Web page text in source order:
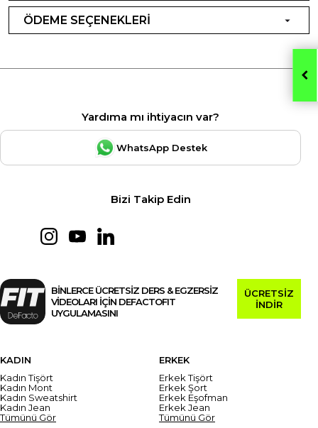
ÖDEME SEÇENEKLERİ
Yardıma mı ihtiyacın var?
WhatsApp Destek
Bizi Takip Edin
BİNLERCE ÜCRETSİZ DERS & EGZERSİZ
VİDEOLARI İÇİN DEFACTOFIT
UYGULAMASINI
ÜCRETSİZ
İNDİR
KADIN
Kadın Tişört
Kadın Mont
Kadın Sweatshirt
Kadın Jean
Tümünü Gör
ERKEK
Erkek Tişört
Erkek Şort
Erkek Eşofman
Erkek Jean
Tümünü Gör